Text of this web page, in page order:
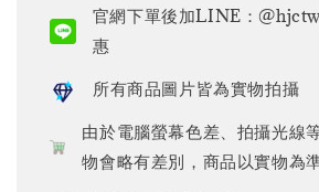
官網下單後加LINE：
惠
所有商品圖片皆為實物拍攝
由於電腦螢幕色差、拍攝光線
物會略有差別，商品以實物為